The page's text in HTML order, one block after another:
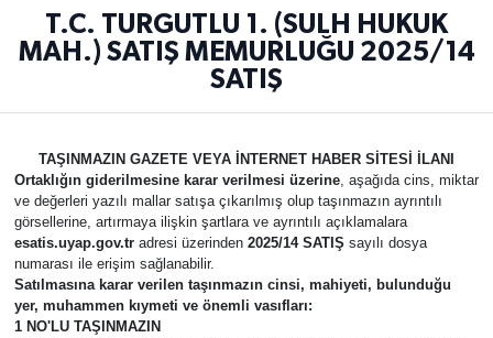
T.C. TURGUTLU 1. (SULH HUKUK
MAH.) SATIŞ MEMURLUĞU 2025/14
SATIŞ
TAŞINMAZIN GAZETE VEYA İNTERNET HABER SİTESİ İLANI
Ortaklığın giderilmesine karar verilmesi üzerine, aşağıda cins, miktar
ve değerleri yazılı mallar satışa çıkarılmış olup taşınmazın ayrıntılı
görsellerine, artırmaya ilişkin şartlara ve ayrıntılı açıklamalara
esatis.uyap.gov.tradresi üzerinden 2025/14 SATIŞ sayılı dosya
numarası ile erişim sağlanabilir.
Satılmasına karar verilen taşınmazın cinsi, mahiyeti, bulunduğu
yer, muhammen kıymeti ve önemli vasıfları:
1 NO'LU TAŞINMAZIN
EKONOMİ
SİYASET
SAĞLIK
SPOR
KÜLTÜR SANAT
AKHİSAR
ALAŞEHİR
YUNUSEMRE
ŞEHZADELER
SARIGÖL
ALAŞEHİR
DEMİRCİ
GÖRDES
KIRKAĞAÇ
KÖPRÜBAŞI
BİR ZAMANLAR SALİHLİ
SİZİN SESİNİZ
ASAYİŞ
SİYASET
EKONOMİ
Manisa Trafik Yoğunluk Haritası
Süper Lig Puan Durumu ve Fikstür
Son Dakika Haberleri
Haber Arşivi